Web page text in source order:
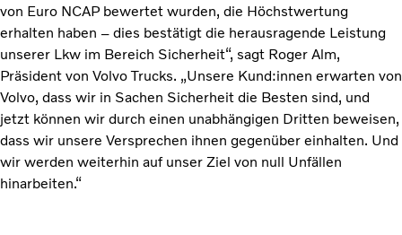
von Euro NCAP bewertet wurden, die Höchstwertung
erhalten haben – dies bestätigt die herausragende Leistung
unserer Lkw im Bereich Sicherheit“, sagt Roger Alm,
Präsident von Volvo Trucks. „Unsere Kund:innen erwarten von
Volvo, dass wir in Sachen Sicherheit die Besten sind, und
jetzt können wir durch einen unabhängigen Dritten beweisen,
dass wir unsere Versprechen ihnen gegenüber einhalten. Und
wir werden weiterhin auf unser Ziel von null Unfällen
hinarbeiten.“